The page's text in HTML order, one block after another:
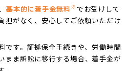
基本的に着手金無料※ でお受けして
担がなく、安心してご依頼いただけ
です。証拠保全手続きや、労働時間
まま訴訟に移行する場合、着手金が